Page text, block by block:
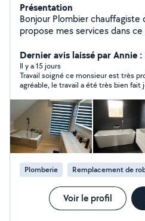
Présentation
Bonjour Plombier chauffagiste de métier (15ans) je
propose mes services dans
chaude,lavabo,baignoire.... )
de rénovation salle de
que pose de
Dernier avis laissé par Annie
Il y a 15 jours
Travail soigné ce monsieur est très
agréable, le travail a été très bien fait
Plomberie Remplacement de
Voir le profil